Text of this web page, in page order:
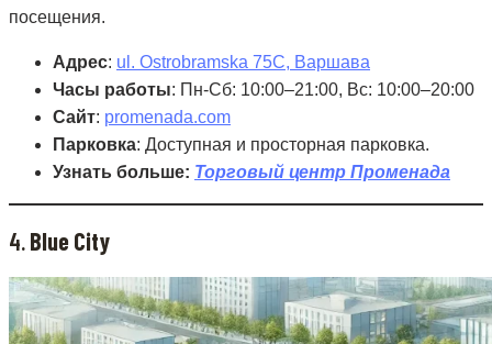
посещения.
Адрес: ul. Ostrobramska 75C, Варшава
Часы работы: Пн-Сб: 10:00–21:00, Вс: 10:00–20:00
Сайт: promenada.com
Парковка: Доступная и просторная парковка.
Узнать больше: Торговый центр Променада
4.Blue City